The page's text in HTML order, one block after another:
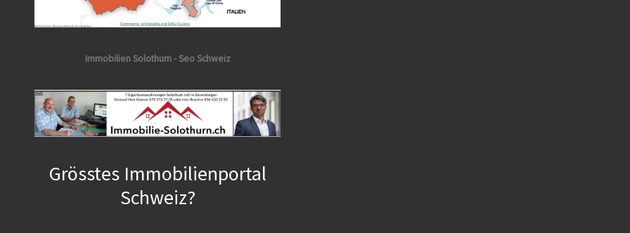
Immobilien Solothurn - Seo Schweiz
Grösstes Immobilienportal
Schweiz?